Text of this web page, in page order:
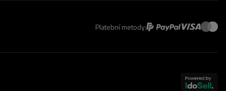
Platební metody: